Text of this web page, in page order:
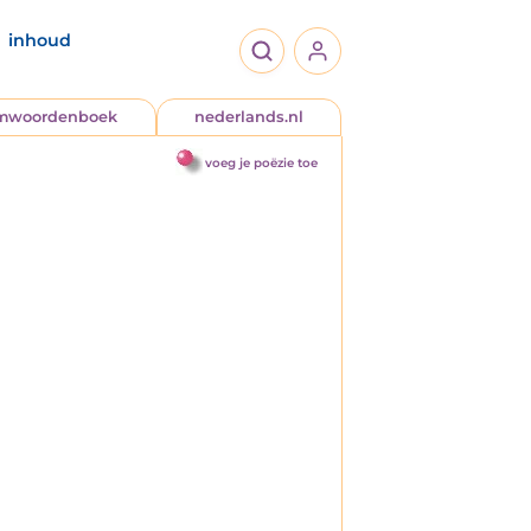
inhoud
nederlands.nl
voeg je poëzie toe